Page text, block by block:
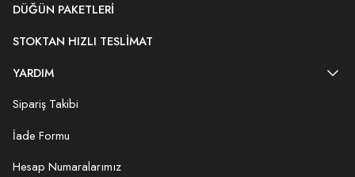
DÜĞÜN PAKETLERI
STOKTAN HIZLI TESLIMAT
YARDIM
Sipariş Takibi
İade Formu
Hesap Numaralarımız